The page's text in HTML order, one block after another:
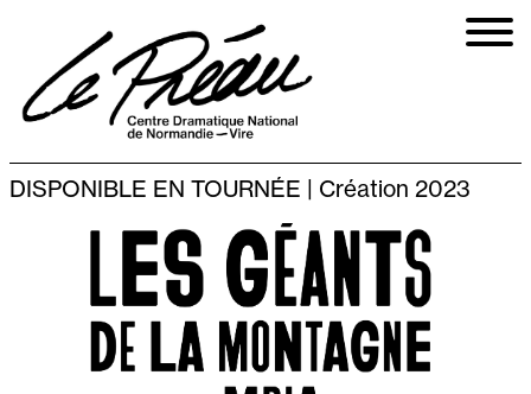
contenu
principal
DISPONIBLE EN TOURNÉE | Création 2023